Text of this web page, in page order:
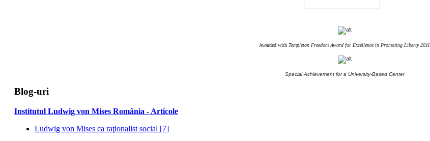
Awarded with Templeton Freedom Award for Excellence in Promoting Liberty 2011
Special Achievement for a University-Based Center
Blog-uri
Institutul Ludwig von Mises România - Articole
Ludwig von Mises ca raţionalist social [7]